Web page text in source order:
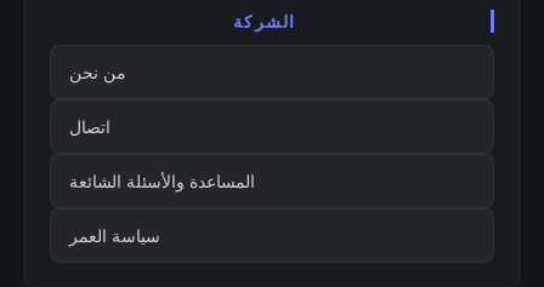
الشركة
من نحن
اتصال
المساعدة والأسئلة الشائعة
سياسة العمر